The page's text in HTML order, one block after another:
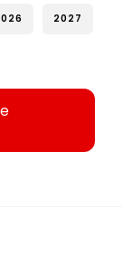
2027